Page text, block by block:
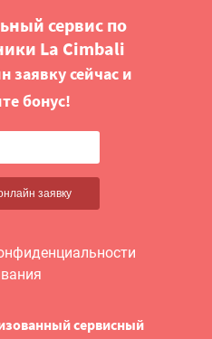
сервис по
La Cimbali
заявку сейчас и
бонус!
заявку
сервисный